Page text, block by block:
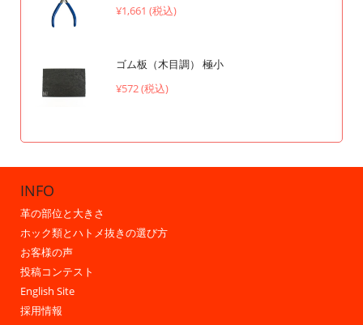
¥1,661 (税込)
ゴム板（木目調） 極小
¥572 (税込)
INFO
革の部位と大きさ
ホック類とハトメ抜きの選び方
お客様の声
投稿コンテスト
English Site
採用情報